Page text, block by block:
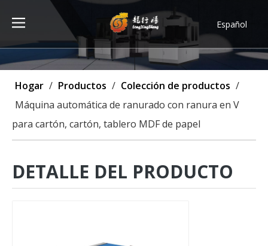
Español
Türk dili
ไทย
Deutsch
Français
العربية
Hogar / Productos / Colección de productos /
Máquina automática de ranurado con ranura en V
para cartón, cartón, tablero MDF de papel
DETALLE DEL PRODUCTO